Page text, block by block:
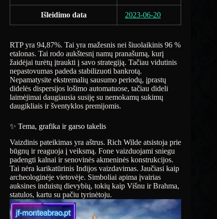
Išleidimo data 2023-06-20
RTP yra 94,87%. Tai yra mažesnis nei šiuolaikinis 96 %
etalonas. Tai rodo aukštesnį namų pranašumą, kurį
žaidėjai turėtų įtraukti į savo strategiją. Tačiau vidutinis
nepastovumas padeda stabilizuoti bankrotą.
Nepamatysite ekstremalių sausumo periodų, įprastų
didelės dispersijos lošimo automatuose, tačiau dideli
laimėjimai daugiausia susiję su nemokamų sukimų
daugikliais ir šventyklos premijomis.
✨ Tema, grafika ir garso takelis
Vaizdinis pateikimas yra aštrus. Rich Wilde atsistoja prie
būgnų ir reaguoja į veiksmą. Fone vaizduojami sniegu
padengti kalnai ir senovinės akmeninės konstrukcijos.
Tai nėra karikatūrinis Indijos vaizdavimas. Jaučiasi kaip
archeologinėje vietovėje. Simboliai apima įvairias
auksines induistų dievybių, tokių kaip Višnu ir Brahma,
statulos, kartu su pačiu tyrinėtoju.